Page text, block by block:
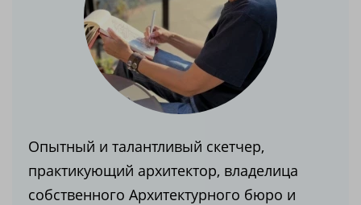
Опытный и талантливый скетчер,
практикующий архитектор, владелица
собственного Архитектурного бюро и